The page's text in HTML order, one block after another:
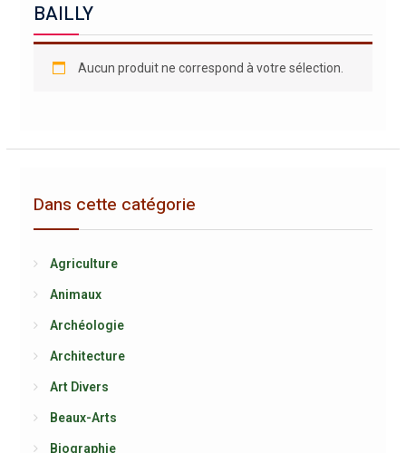
BAILLY
Aucun produit ne correspond à votre sélection.
Dans cette catégorie
Agriculture
Animaux
Archéologie
Architecture
Art Divers
Beaux-Arts
Biographie